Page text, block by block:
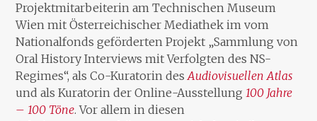
Projektmitarbeiterin am Technischen Museum
Wien mit Österreichischer Mediathek im vom
Nationalfonds geförderten Projekt „Sammlung von
Oral History Interviews mit Verfolgten des NS-
Regimes“, als Co-Kuratorin desAudiovisuellen Atlas
und als Kuratorin der Online-Ausstellung100 Jahre
– 100 Töne. Vor allem in diesen